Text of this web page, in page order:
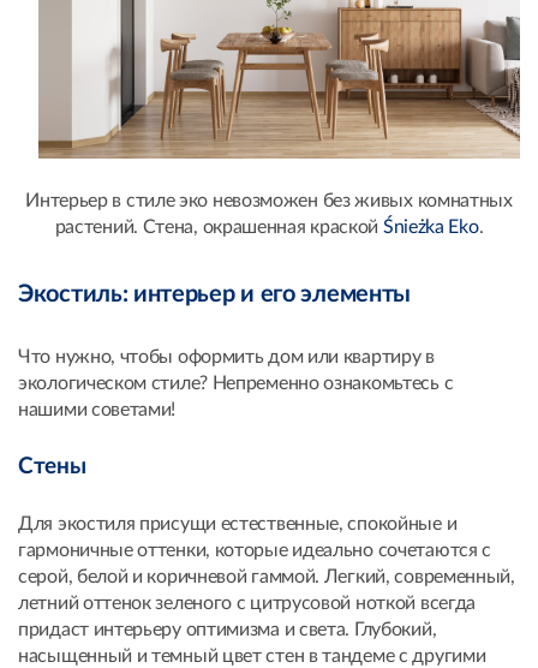
Интерьер в стиле эко невозможен без живых комнатных
растений. Стена, окрашенная краской Śnieżka Eko.
Экостиль: интерьер и его элементы
Что нужно, чтобы оформить дом или квартиру в
экологическом стиле? Непременно ознакомьтесь с
нашими советами!
Стены
Для экостиля присущи естественные, спокойные и
гармоничные оттенки, которые идеально сочетаются с
серой, белой и коричневой гаммой. Легкий, современный,
летний оттенок зеленого с цитрусовой ноткой всегда
придаст интерьеру оптимизма и света. Глубокий,
насыщенный и темный цвет стен в тандеме с другими